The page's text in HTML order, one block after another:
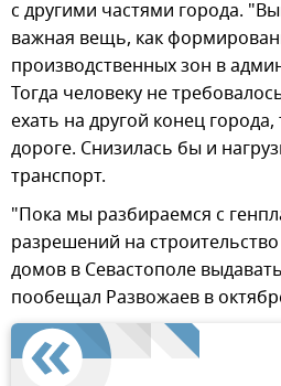
с другими частями города.
важная вещь, как
производственных зон в
Тогда человеку не
ехать на другой конец
дороге. Снизилась бы и
транспорт.
"Пока мы разбираемся с
разрешений на
домов в Севастополе
пообещал Развожаев в